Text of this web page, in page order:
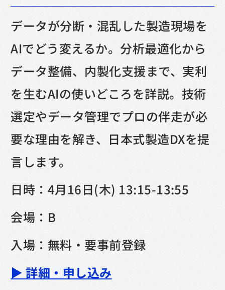
データが分断・混乱した製造現場を
AIでどう変えるか。分析最適化から
データ整備、内製化支援まで、実利
を生むAIの使いどころを詳説。技術
選定やデータ管理でプロの伴走が必
要な理由を解き、日本式製造DXを提
言します。
日時：4月16日(木) 13:15-13:55
会場：B
入場：無料・要事前登録
▶︎ 詳細・申し込み